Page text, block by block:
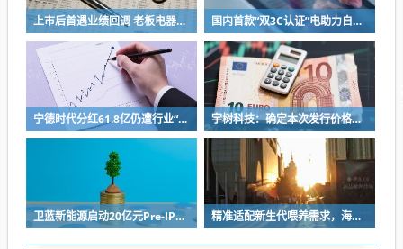
上市后首遇业绩回调 老板电器将完成代际交棒 少帅掌舵闯存量周期 国内首款“双3C认证”电助力自行车上市，京东京造率先完成全链路安全认证
宁德时代分红61.8亿仍遭行业“去宁德化” 曾毓群的“尊重考题”该怎么答？ 宇树科技：确定本次发行价格为 150.80元/股
卫蓝新能源启动20亿元Pre-IPO轮融资 冲刺2027年创业板上市 精准适配新生代喂养需求，海普诺凯双新品解锁育儿新选择！